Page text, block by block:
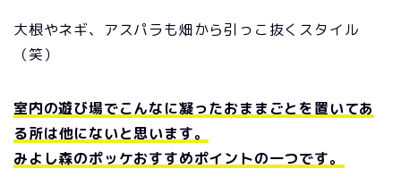
大根やネギ、アスパラも畑から引っこ抜くスタイル
（笑）
室内の遊び場でこんなに凝ったおままごとを置いてあ
る所は他にないと思います。
みよし森のポッケおすすめポイントの一つです。